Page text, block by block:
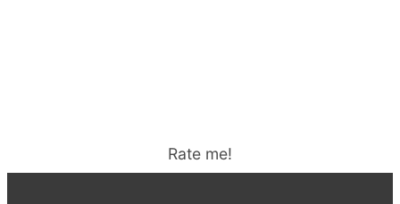
Rate me!